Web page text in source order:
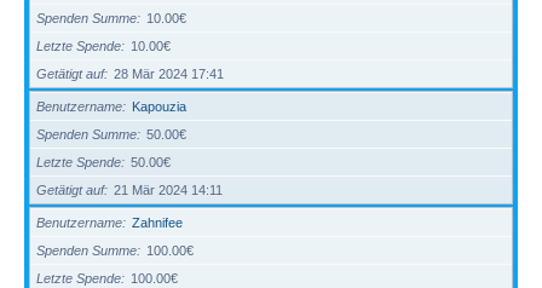
Spenden Summe
10.00€
Letzte Spende
10.00€
Getätigt auf
28 Mär 2024 17:41
Benutzername
Kapouzia
Spenden Summe
50.00€
Letzte Spende
50.00€
Getätigt auf
21 Mär 2024 14:11
Benutzername
Zahnifee
Spenden Summe
100.00€
Letzte Spende
100.00€